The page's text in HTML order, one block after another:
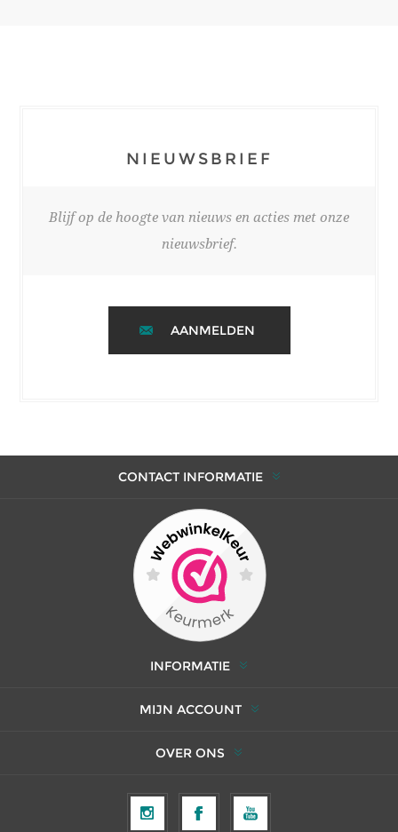
NIEUWSBRIEF
Blijf op de hoogte van nieuws en acties met onze
nieuwsbrief.
AANMELDEN
CONTACT INFORMATIE
INFORMATIE
MIJN ACCOUNT
OVER ONS